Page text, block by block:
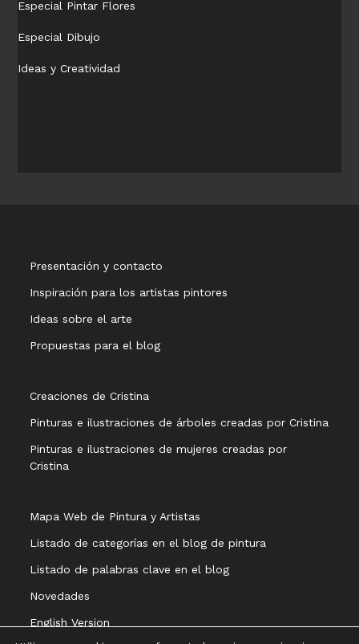
Especial Pintar Flores
Especial Dibujo
Ideas y Creatividad
Presentación y contacto
Inspiración para los artistas pintores
Ideas sobre el arte
Propuestas para el blog
Creaciones de Cristina
Pinturas e ilustraciones de árboles creadas por Cristina
Pinturas e ilustraciones de mujeres creadas por
Cristina
Mapa Web de Pintura y Artistas
Listado de categorías en el blog de pintura
Listado de palabras clave en el blog
Novedades
English Version